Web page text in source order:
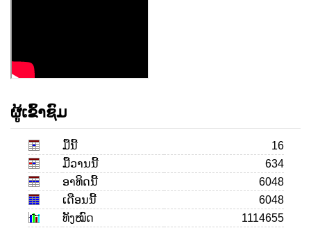
ຜູ້ເຂົ້າຊົມ
ມື້ນີ້
16
ມື້ວານນີ້
634
ອາທິດນີ້
6048
ເດືອນ​ນີ້
6048
ທັງໝົດ
1114655